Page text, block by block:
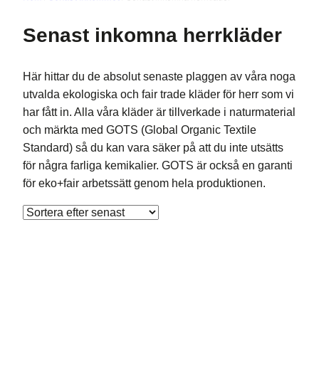
Senast inkomna herrkläder
Här hittar du de absolut senaste plaggen av våra noga
utvalda ekologiska och fair trade kläder för herr som vi
har fått in. Alla våra kläder är tillverkade i naturmaterial
och märkta med GOTS (Global Organic Textile
Standard) så du kan vara säker på att du inte utsätts
för några farliga kemikalier. GOTS är också en garanti
för eko+fair arbetssätt genom hela produktionen.